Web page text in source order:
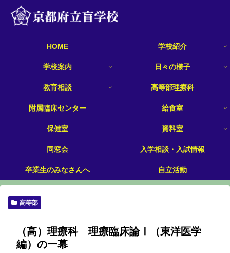
HOME 学校紹介
学校案内 日々の様子
教育相談 高等部理療科
附属臨床センター 給食室
保健室 資料室
同窓会 入学相談・入試情報
卒業生のみなさんへ 自立活動
高等部
（高）理療科 理療臨床論Ⅰ（東洋医学
編）の一幕